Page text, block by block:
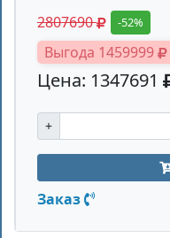
2807690 -52%
Выгода 1459999
Цена: 1347691
+
Заказ